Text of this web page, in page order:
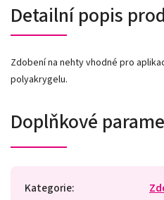
Detailní popis
Zdobení na nehty vhodné pro
polyakrygelu.
Doplňkové
Kategorie: